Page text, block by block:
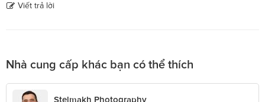
Viết trả lời
Nhà cung cấp khác bạn có thể thích
Stelmakh Photography